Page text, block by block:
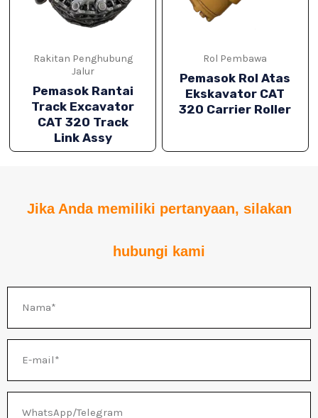
Rakitan Penghubung
Jalur
Pemasok Rantai
Track Excavator
CAT 320 Track
Link Assy
Rol Pembawa
Pemasok Rol Atas
Ekskavator CAT
320 Carrier Roller
Jika Anda memiliki pertanyaan, silakan
hubungi kami